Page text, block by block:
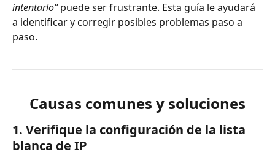
intentarlo” puede ser frustrante. Esta guía le ayudará
a identificar y corregir posibles problemas paso a
paso.
Causas comunes y soluciones
1. Verifique la configuración de la lista
blanca de IP